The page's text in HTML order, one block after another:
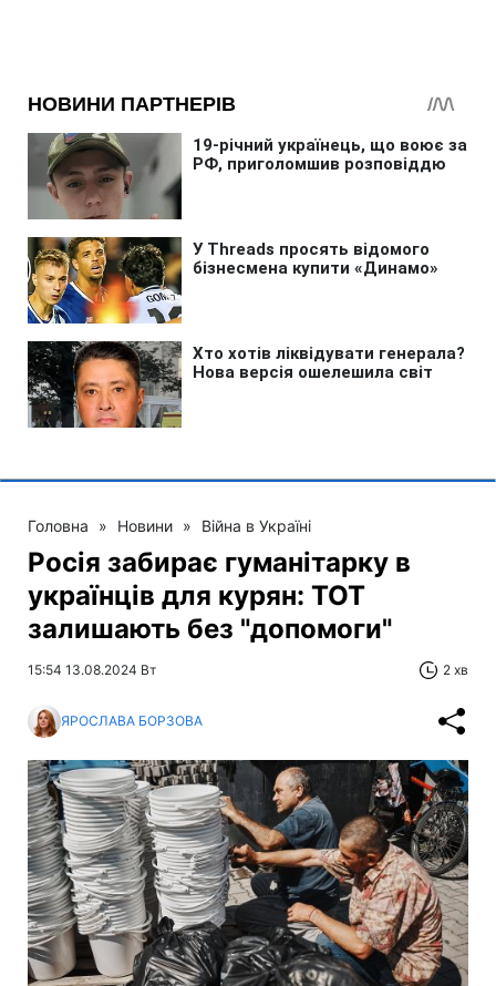
Головна » Новини » Війна в Україні
Росія забирає гуманітарку в
українців для курян: ТОТ
залишають без "допомоги"
15:54 13.08.2024 Вт 2 хв
ЯРОСЛАВА БОРЗОВА